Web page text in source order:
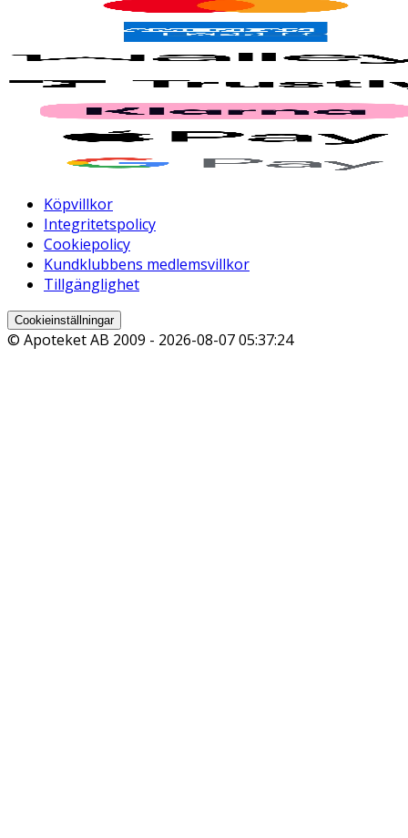
Köpvillkor
Integritetspolicy
Cookiepolicy
Kundklubbens medlemsvillkor
Tillgänglighet
Cookieinställningar
© Apoteket AB 2009 - 2026-08-07 05:37:24